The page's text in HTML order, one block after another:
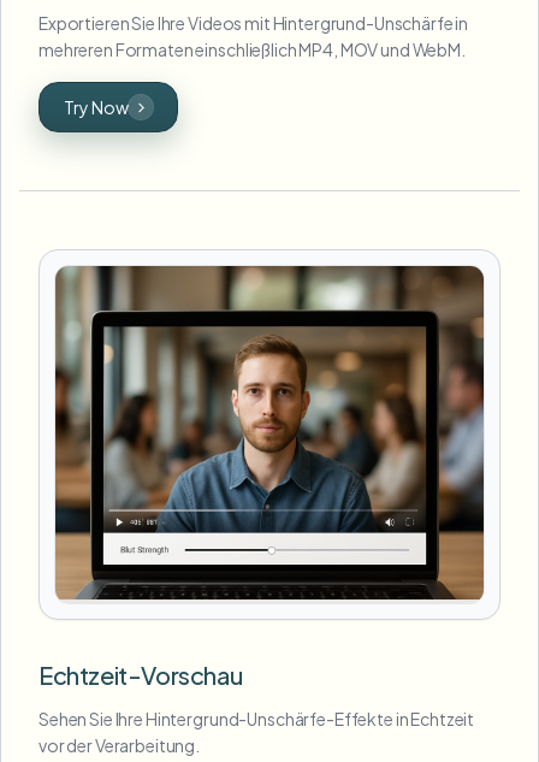
Exportieren Sie Ihre Videos mit Hintergrund-Unschärfe in
mehreren Formaten einschließlich MP4, MOV und WebM.
Try Now
Echtzeit-Vorschau
Sehen Sie Ihre Hintergrund-Unschärfe-Effekte in Echtzeit
vor der Verarbeitung.